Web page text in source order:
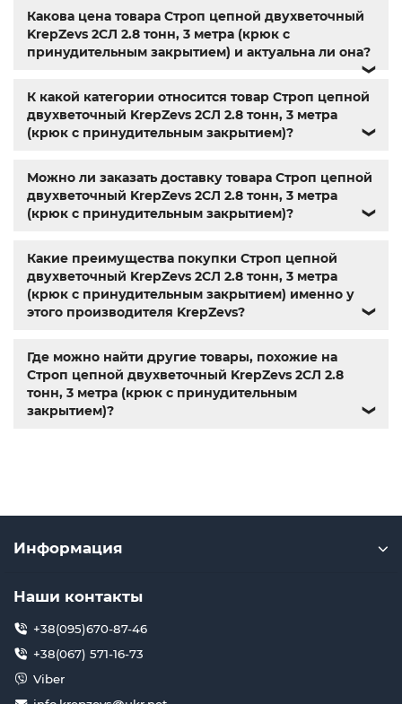
крепеж,болт м12 размеры,болт м5 под шестигранник
болт м 18,болт м9,болт м7 шаг 1,болт м14 1.5
болт м 24,din 6325,din 6799,din 11024,din 6334 ,din 929
крепежа харьков,крепежи магазин,крепёжный
магазин,магазин болтов,гайки и болты, болты харьков
болты гайки шайбы,болты госты,стопорные гайки
купить болт м 10,купить болты м8,болты 10.9, гайки
купить,болты 8.8 ,винты м8,болт нержавеющий м8
купить болты м10,крепежные изделия,болты
Какова цена товара Строп цепной двухветочный
KrepZevs 2СЛ 2.8 тонн, 3 метра (крюк с
принудительным закрытием) и актуальна ли она?
❯
К какой категории относится товар Строп цепной
двухветочный KrepZevs 2СЛ 2.8 тонн, 3 метра
(крюк с принудительным закрытием)?
❯
Можно ли заказать доставку товара Строп цепной
двухветочный KrepZevs 2СЛ 2.8 тонн, 3 метра
(крюк с принудительным закрытием)?
❯
Какие преимущества покупки Строп цепной
двухветочный KrepZevs 2СЛ 2.8 тонн, 3 метра
(крюк с принудительным закрытием) именно у
этого производителя KrepZevs?
❯
Где можно найти другие товары, похожие на
Строп цепной двухветочный KrepZevs 2СЛ 2.8
тонн, 3 метра (крюк с принудительным
закрытием)?
❯
Информация
Наши контакты
+38(095)670-87-46
+38(067) 571-16-73
Viber